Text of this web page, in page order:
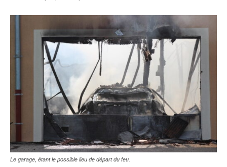
Le garage, étant le possible lieu de départ du feu.